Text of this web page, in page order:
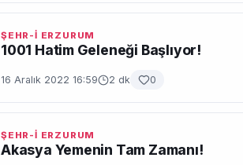
ŞEHR-İ ERZURUM
1001 Hatim Geleneği Başlıyor!
16 Aralık 2022 16:59 2 dk 0
ŞEHR-İ ERZURUM
Akasya Yemenin Tam Zamanı!